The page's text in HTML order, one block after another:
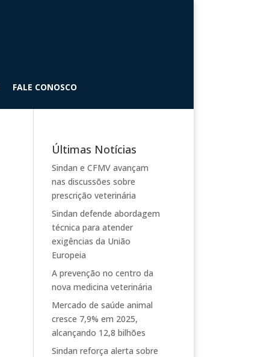
FALE CONOSCO
Últimas Notícias
Sindan e CFMV avançam
nas discussões sobre
prescrição veterinária
Sindan defende abordagem
técnica para atender
exigências da União
Europeia
A prevenção no centro da
nova medicina veterinária
Mercado de saúde animal
cresce 7,9% em 2025,
alcançando 12,8 bilhões
Sindan reforça alerta sobre